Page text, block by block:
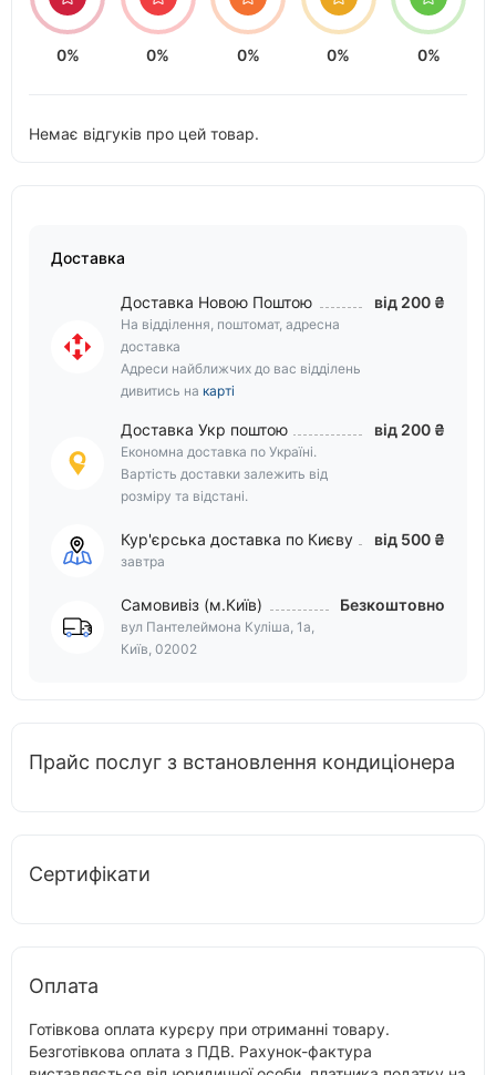
0% 0% 0% 0% 0%
Немає відгуків про цей товар.
Доставка
Доставка Новою Поштою
На відділення, поштомат, адресна
доставка
Адреси найближчих до вас відділень
дивитись на карті
від 200 ₴
Доставка Укр поштою
Економна доставка по Україні.
Вартість доставки залежить від
розміру та відстані.
від 200 ₴
Кур'єрська доставка по Києву
завтра
від 500 ₴
Самовивіз (м.Київ)
вул Пантелеймона Куліша, 1а,
Київ, 02002
Безкоштовно
Прайс послуг з встановлення кондиціонера
Сертифікати
Оплата
Готівкова оплата курєру при отриманні товару.
Безготівкова оплата з ПДВ. Рахунок-фактура